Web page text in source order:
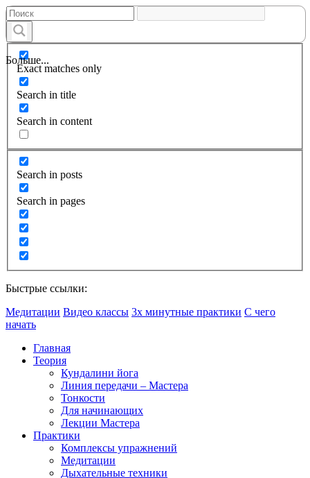
Больше...
Exact matches only
Search in title
Search in content
Search in posts
Search in pages
Быстрые ссылки:
Медитации Видео классы 3х минутные практики С чего
начать
Главная
Теория
Кундалини йога
Линия передачи – Мастера
Тонкости
Для начинающих
Лекции Мастера
Практики
Комплексы упражнений
Медитации
Дыхательные техники